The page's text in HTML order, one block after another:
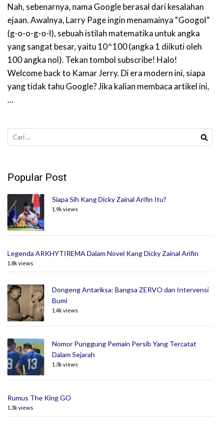
Nah, sebenarnya, nama Google berasal dari kesalahan
ejaan. Awalnya, Larry Page ingin menamainya “Googol”
(g-o-o-g-o-l), sebuah istilah matematika untuk angka
yang sangat besar, yaitu 10^100 (angka 1 diikuti oleh
100 angka nol). Tekan tombol subscribe! Halo!
Welcome back to Kamar Jerry. Di era modern ini, siapa
yang tidak tahu Google? Jika kalian membaca artikel ini,
…
Cari
untuk:
Popular Post
Siapa Sih Kang Dicky Zainal Arifin Itu?
1.9k views
Legenda ARKHYTIREMA Dalam Novel Kang Dicky Zainal Arifin
1.8k views
Dongeng Antariksa: Bangsa ZERVO dan Intervensi
Bumi
1.4k views
Nomor Punggung Pemain Persib Yang Tercatat
Dalam Sejarah
1.3k views
Rumus The King GO
1.3k views